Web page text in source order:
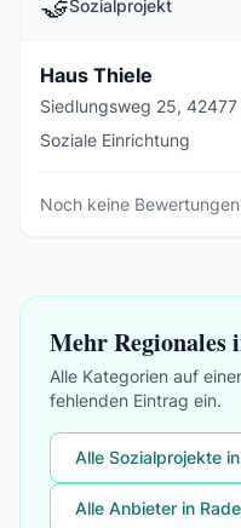
Sozialprojekt
Haus Thiele
Siedlungsweg 25,
Soziale Einrichtung
Noch keine Bewertungen
Mehr Regionales
Alle Kategorien auf
fehlenden Eintrag ein.
Alle Sozialprojekte
Alle Anbieter in